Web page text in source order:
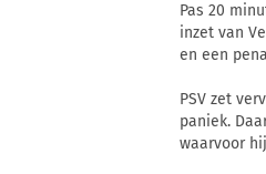
Pas 20
inzet van
en een
PSV zet
paniek.
waarvoor